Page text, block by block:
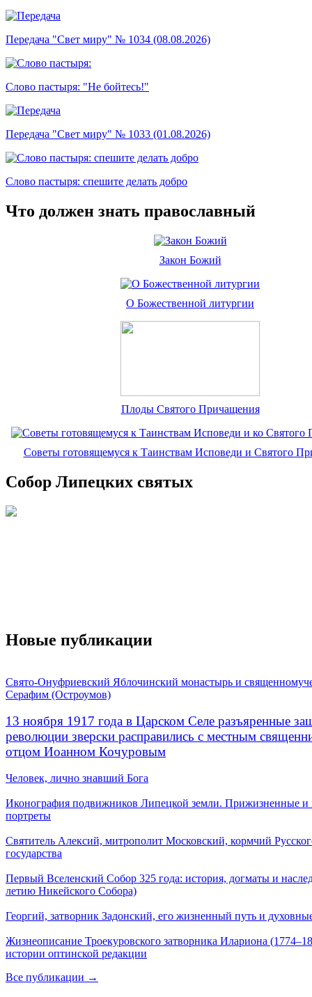
Передача "Свет миру" № 1034 (08.08.2026)
Слово пастыря: "Не бойтесь!"
Передача "Свет миру" № 1033 (01.08.2026)
Слово пастыря: спешите делать добро
Что должен знать православный
Закон Божий
О Божественной литургии
Плоды Святого Причащения
Советы готовящемуся к Таинствам Исповеди и Святого
Собор Липецких святых
Новые публикации
Свято-Онуфриевский Яблочинский монастырь и
Серафим (Остроумов)
13 ноября 1917 года в Царском Селе разъяренные
революции зверски расправились с местным
отцом Иоанном Кочуровым
Человек, лично знавший Бога
Иконография подвижников Липецкой земли. Прижизненные и
портреты
Святитель Алексий, митрополит Московский, кормчий
государства
Первый Вселенский Собор 325 года: история, догматы и
летию Никейского Собора)
Георгий, затворник Задонский, его жизненный путь и
Жизнеописание Троекуровского затворника Илариона
истории оптинской редакции
Все публикации →